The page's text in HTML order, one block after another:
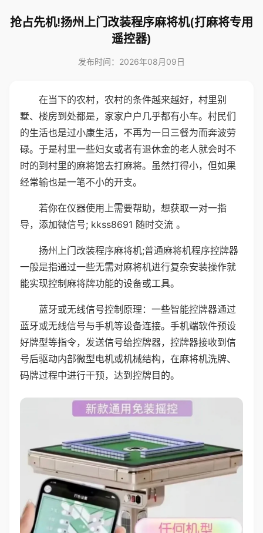
抢占先机!扬州上门改装程序麻将机(打麻将专用
遥控器)
发布时间：2026年08月09日
在当下的农村，农村的条件越来越好，村里别
墅、楼房到处都是，家家户户几乎都有小车。村民们
的生活也是过小康生活，不再为一日三餐为而奔波劳
碌。于是村里一些妇女或者有退休金的老人就会时不
时的到村里的麻将馆去打麻将。虽然打得小，但如果
经常输也是一笔不小的开支。
若你在仪器使用上需要帮助，想获取一对一指
导，添加微信号; kkss8691 随时交流 。
扬州上门改装程序麻将机;普通麻将机程序控牌器
一般是指通过一些无需对麻将机进行复杂安装操作就
能实现控制麻将牌功能的设备或工具。
蓝牙或无线信号控制原理：一些智能控牌器通过
蓝牙或无线信号与手机等设备连接。手机端软件预设
好牌型等指令，发送信号给控牌器，控牌器接收到信
号后驱动内部微型电机或机械结构，在麻将机洗牌、
码牌过程中进行干预，达到控牌目的。